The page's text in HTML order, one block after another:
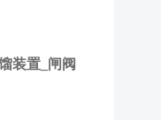
装置_闸阀